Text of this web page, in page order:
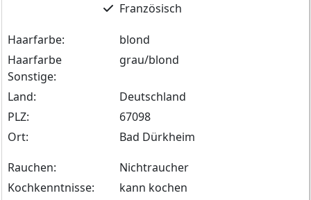
Französisch
Haarfarbe:
blond
Haarfarbe
Sonstige:
grau/blond
Land:
Deutschland
PLZ:
67098
Ort:
Bad Dürkheim
Rauchen:
Nichtraucher
Kochkenntnisse:
kann kochen